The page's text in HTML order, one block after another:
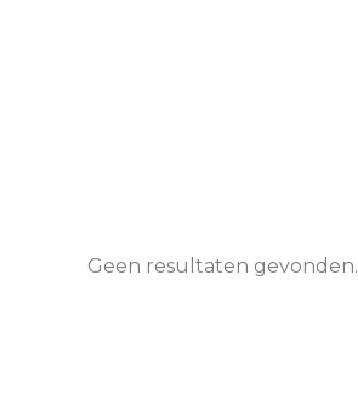
Geen resultaten gevonden.